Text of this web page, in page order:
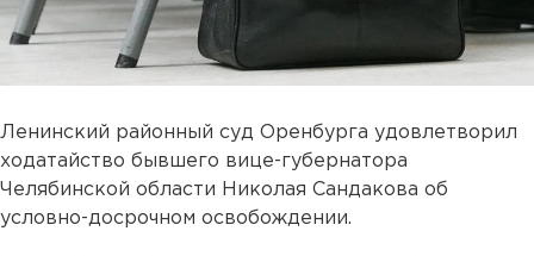
Ленинский районный суд Оренбурга удовлетворил
ходатайство бывшего вице-губернатора
Челябинской области Николая Сандакова об
условно-досрочном освобождении.